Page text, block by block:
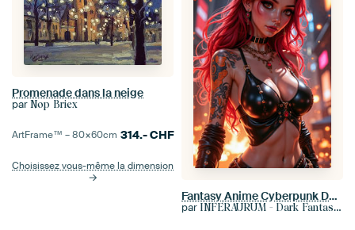
Promenade dans la neige
par Nop Briex
ArtFrame™ –80×60cm 314.-CHF
Choisissez vous-même la dimension
Fantasy Anime Cyberpunk Décoration Murale: RAVENYA - Rockeuse anime sexy dans la ville nocturne
par INFERAURUM - Dark Fantasy Wall Art